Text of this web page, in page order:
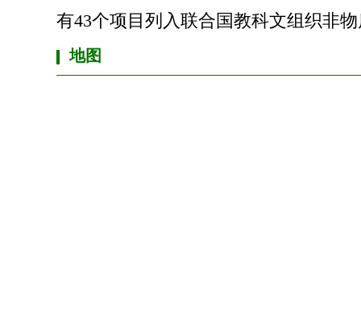
有43个项目列入联合国教科文组织非
地图